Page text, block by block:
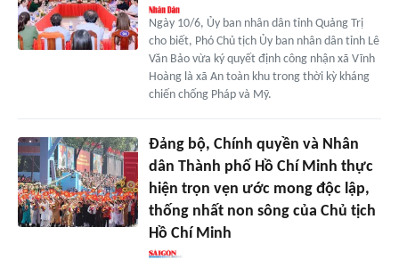
Ngày 10/6, Ủy ban nhân dân tỉnh Quảng Trị
cho biết, Phó Chủ tịch Ủy ban nhân dân tỉnh Lê
Văn Bảo vừa ký quyết định công nhận xã Vĩnh
Hoàng là xã An toàn khu trong thời kỳ kháng
chiến chống Pháp và Mỹ.
Đảng bộ, Chính quyền và Nhân
dân Thành phố Hồ Chí Minh thực
hiện trọn vẹn ước mong độc lập,
thống nhất non sông của Chủ tịch
Hồ Chí Minh